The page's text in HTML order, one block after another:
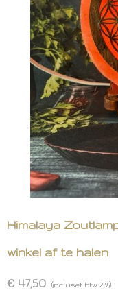
Himalaya
winkel af te halen
€ 47,50 (inclusief btw 21%)